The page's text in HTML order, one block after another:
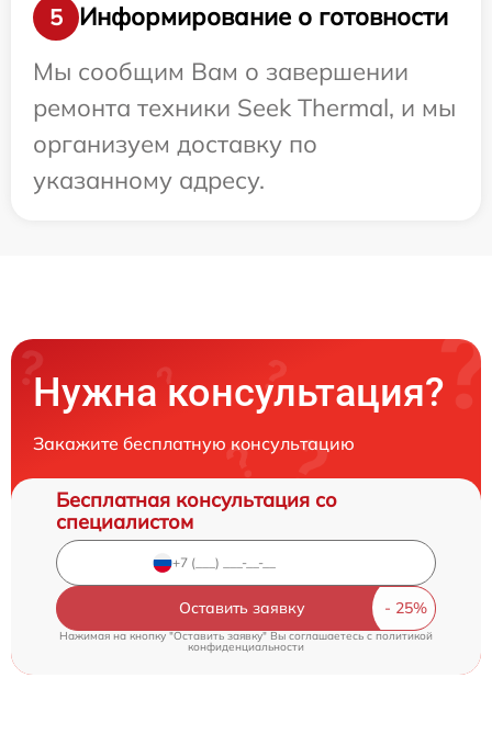
5
Информирование о готовности
Мы сообщим Вам о завершении
ремонта техники Seek Thermal, и мы
организуем доставку по
указанному адресу.
Нужна консультация?
Закажите бесплатную консультацию
Бесплатная консультация со
специалистом
Оставить заявку
Нажимая на кнопку "Оставить заявку" Вы соглашаетесь cполитикой
конфиденциальности